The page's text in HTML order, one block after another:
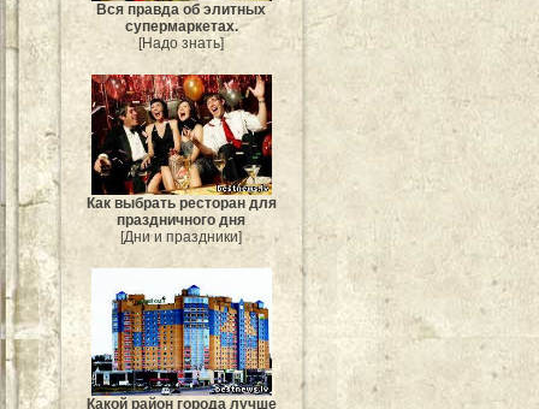
Вся правда об элитных
супермаркетах.
[Надо знать]
Как выбрать ресторан для
праздничного дня
[Дни и праздники]
Какой район города лучше